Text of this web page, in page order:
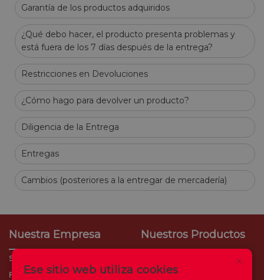
Garantía de los productos adquiridos
¿Qué debo hacer, el producto presenta problemas y
está fuera de los 7 días después de la entrega?
Restricciones en Devoluciones
¿Cómo hago para devolver un producto?
Diligencia de la Entrega
Entregas
Cambios (posteriores a la entregar de mercadería)
Nuestra Empresa
Sobre Nosotros
Filiales
Nuestros Productos
Consumo Empresarial
×
Ese sitio web utiliza cookies